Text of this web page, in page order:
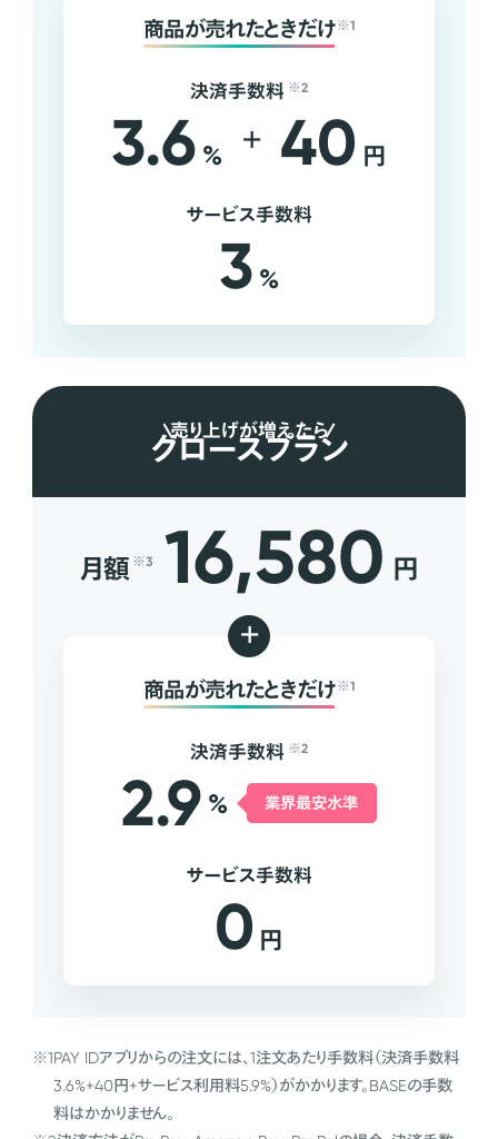
商品が売れたときだけ ※1
決済手数料 ※2
3.6 % + 40 円
サービス手数料
3 %
売り上げが増えたら
グロースプラン
月額 ※3 16,580 円
+
商品が売れたときだけ ※1
決済手数料 ※2
2.9 % 業界最安水準
サービス手数料
0 円
※1PAY IDアプリからの注文には、1注文あたり手数料（決済手数料
3.6%+40円+サービス利用料5.9%）がかかります。BASEの手数
料はかかりません。